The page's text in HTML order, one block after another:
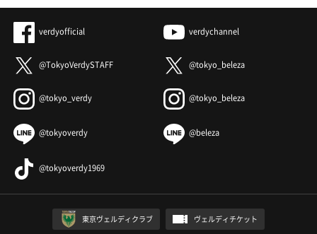
verdyofficial verdychannel
@TokyoVerdySTAFF @tokyo_beleza
@tokyo_verdy @tokyo_beleza
@tokyoverdy @beleza
@tokyoverdy1969
東京ヴェルディクラブ ヴェルディチケット